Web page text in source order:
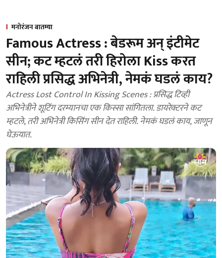
मनोरंजन बातम्या
Famous Actress : बेडरूम अन् इंटीमेट
सीन; कट म्हटलं तरी हिरोला Kiss करत
राहिली प्रसिद्ध अभिनेत्री, नेमकं घडलं काय?
Actress Lost Control In Kissing Scenes : प्रसिद्ध टिव्ही
अभिनेत्रीने शूटिंग दरम्यानचा एक किस्सा सांगितला. डायरेक्टरने कट
म्हटले, तरी अभिनेत्री किसिंग सीन देत राहिली. नेमकं घडलं काय, जाणून
घेऊयात.